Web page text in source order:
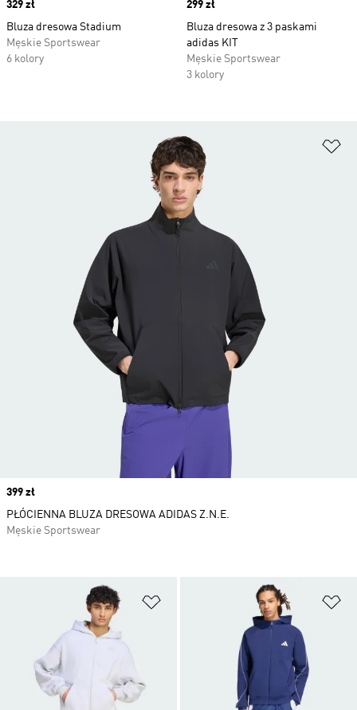
Price
329 zł
Bluza dresowa Stadium
Męskie Sportswear
6 kolory
Price
299 zł
Bluza dresowa z 3 paskami
adidas KIT
Męskie Sportswear
3 kolory
Dodaj do listy życzeń
Price
399 zł
PŁÓCIENNA BLUZA DRESOWA ADIDAS Z.N.E.
Męskie Sportswear